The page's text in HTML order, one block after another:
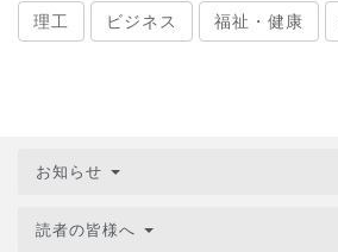
理工 ビジネス 福祉・健康
お知らせ
読者の皆様へ